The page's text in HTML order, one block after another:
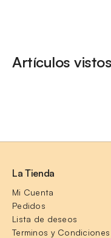
Artículos
La Tienda
Mi Cuenta
Pedidos
Lista de deseos
Terminos y Condiciones